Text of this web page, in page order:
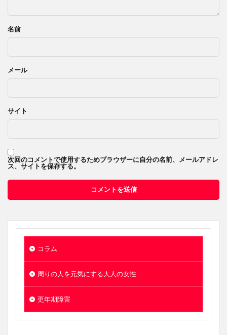
名前
メール
サイト
次回のコメントで使用するためブラウザーに自分の名前、メールアドレ
ス、サイトを保存する。
コラム
周りの人を元気にする大人の女性
更年期障害